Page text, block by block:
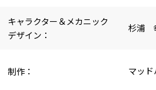
キャラクター＆メカニック
デザイン：
杉浦
制作： マッ